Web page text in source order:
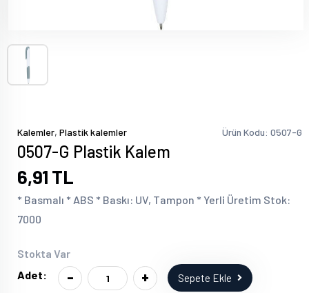
Kalemler, Plastik kalemler Ürün Kodu: 0507-G
0507-G Plastik Kalem
6,91 TL
* Basmalı * ABS * Baskı: UV, Tampon * Yerli Üretim Stok:
7000
Stokta Var
Adet:
- + Sepete Ekle